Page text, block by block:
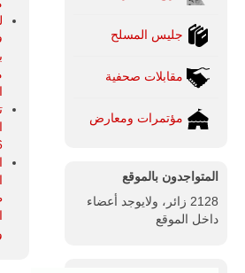
جليس المسلح
مقابلات صحفية
مؤتمرات ومعارض
المتواجدون بالموقع
2128 زائر، ولايوجد أعضاء
داخل الموقع